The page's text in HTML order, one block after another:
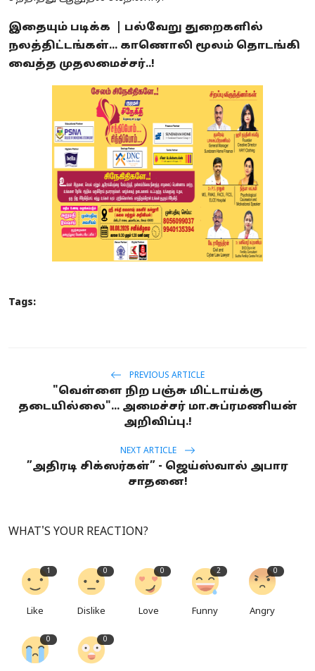
இதையும் படிக்க | பல்வேறு துறைகளில்
நலத்திட்டங்கள்... காணொலி மூலம் தொடங்கி
வைத்த முதலமைச்சர்..!
Tags:
PREVIOUS ARTICLE
"வெள்ளை நிற பஞ்சு மிட்டாய்க்கு
தடையில்லை"... அமைச்சர் மா.சுப்ரமணியன்
அறிவிப்பு.!
NEXT ARTICLE
”அதிரடி சிக்ஸர்கள்” - ஜெய்ஸ்வால் அபார
சாதனை!
WHAT'S YOUR REACTION?
1
Like
0
Dislike
0
Love
2
Funny
0
Angry
0 0